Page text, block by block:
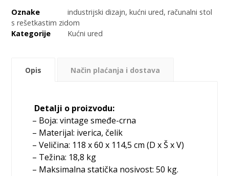
Oznake industrijski dizajn,kućni ured,računalni stol
s rešetkastim zidom
Kategorije
Kućni ured
Opis Način plaćanja i dostava
Detalji o proizvodu:
– Boja: vintage smeđe-crna
– Materijal: iverica, čelik
– Veličina: 118 x 60 x 114,5 cm (D x Š x V)
– Težina: 18,8 kg
– Maksimalna statička nosivost: 50 kg.